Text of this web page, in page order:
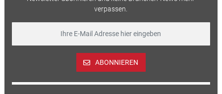
verpassen.
ABONNIEREN